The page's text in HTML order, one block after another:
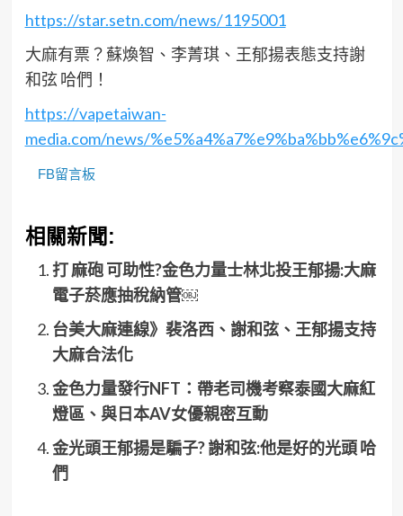
https://star.setn.com/news/1195001
大麻有票？蘇煥智、李菁琪、王郁揚表態支持謝
和弦 哈們！
https://vapetaiwan-
media.com/news/
FB留言板
相關新聞:
打 麻砲 可助性?金色力量士林北投王郁揚:大麻
電子菸應抽稅納管￼
台美大麻連線》裴洛西、謝和弦、王郁揚支持
大麻合法化
金色力量發行NFT：帶老司機考察泰國大麻紅
燈區、與日本AV女優親密互動
金光頭王郁揚是騙子? 謝和弦:他是好的光頭 哈
們